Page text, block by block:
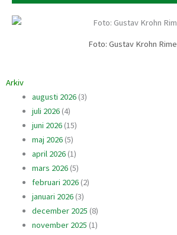
Foto: Gustav Krohn Rime
Arkiv
augusti 2026(3)
juli 2026(4)
juni 2026(15)
maj 2026(5)
april 2026(1)
mars 2026(5)
februari 2026(2)
januari 2026(3)
december 2025 (8)
november 2025 (1)